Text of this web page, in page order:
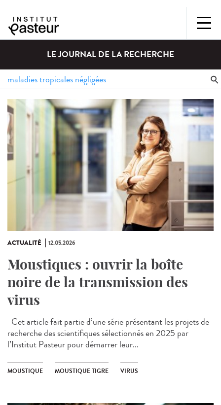
LE JOURNAL DE LA RECHERCHE
ACTUALITÉ 12.05.2026
Moustiques : ouvrir la boîte
noire de la transmission des
virus
Cet article fait partie d’une série présentant les projets de
recherche des scientifiques sélectionnés en 2025 par
l’Institut Pasteur pour démarrer leur...
MOUSTIQUE MOUSTIQUE TIGRE VIRUS